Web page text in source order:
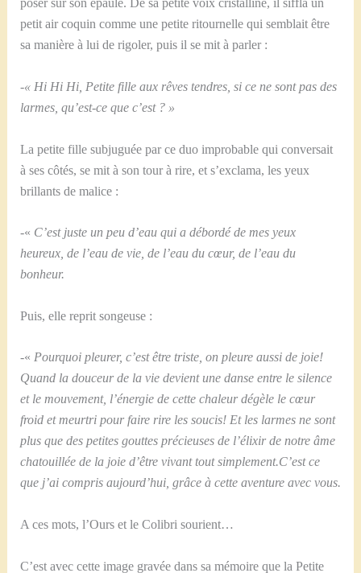
poser sur son épaule. De sa petite voix cristalline, il siffla un
petit air coquin comme une petite ritournelle qui semblait être
sa manière à lui de rigoler, puis il se mit à parler :
-« Hi Hi Hi, Petite fille aux rêves tendres, si ce ne sont pas des
larmes, qu’est-ce que c’est ? »
La petite fille subjuguée par ce duo improbable qui conversait
à ses côtés, se mit à son tour à rire, et s’exclama, les yeux
brillants de malice :
-« C’est juste un peu d’eau qui a débordé de mes yeux
heureux, de l’eau de vie, de l’eau du cœur, de l’eau du
bonheur.
Puis, elle reprit songeuse :
-« Pourquoi pleurer, c’est être triste, on pleure aussi de joie!
Quand la douceur de la vie devient une danse entre le silence
et le mouvement, l’énergie de cette chaleur dégèle le cœur
froid et meurtri pour faire rire les soucis! Et les larmes ne sont
plus que des petites gouttes précieuses de l’élixir de notre âme
chatouillée de la joie d’être vivant tout simplement.C’est ce
que j’ai compris aujourd’hui, grâce à cette aventure avec vous.
A ces mots, l’Ours et le Colibri sourient…
C’est avec cette image gravée dans sa mémoire que la Petite